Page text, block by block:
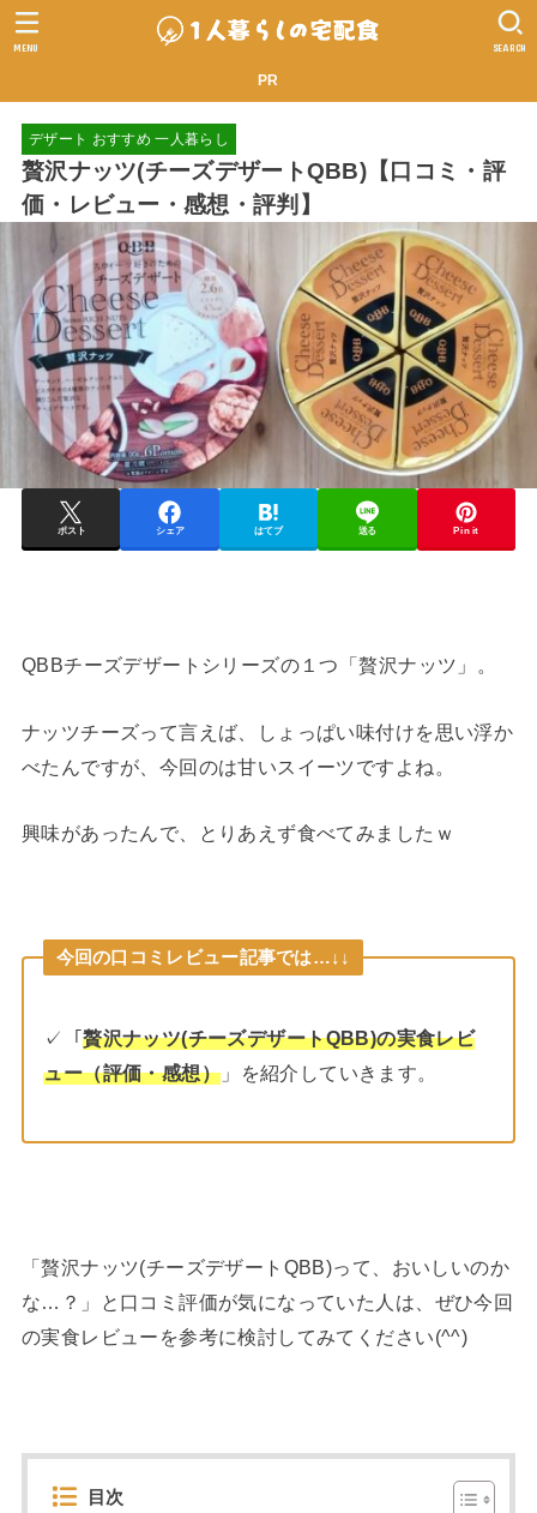
SEARCH
MENU
PR
デザート おすすめ 一人暮らし
贅沢ナッツ(チーズデザートQBB)【口コミ・評
価・レビュー・感想・評判】
ポスト シェア はてブ 送る Pin it
QBBチーズデザートシリーズの１つ「贅沢ナッツ」。
ナッツチーズって言えば、しょっぱい味付けを思い浮か
べたんですが、今回のは甘いスイーツですよね。
興味があったんで、とりあえず食べてみましたｗ
今回の口コミレビュー記事では…↓↓
✓「贅沢ナッツ(チーズデザートQBB)の実食レビ
ュー（評価・感想） 」を紹介していきます。
「贅沢ナッツ(チーズデザートQBB)って、おいしいのか
な…？」と口コミ評価が気になっていた人は、ぜひ今回
の実食レビューを参考に検討してみてください(^^)
目次